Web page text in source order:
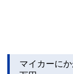
マイカーに